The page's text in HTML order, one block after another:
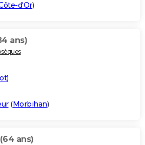
d'Or)
ans)
)
(Morbihan)
(64 ans)